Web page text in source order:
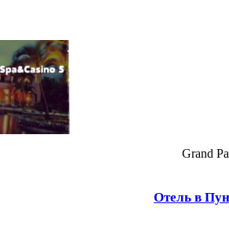
Grand
Отель в